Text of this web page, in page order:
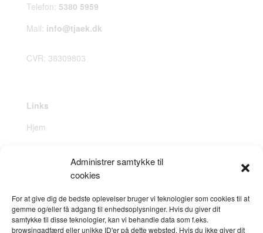
Administrer samtykke til
cookies
For at give dig de bedste oplevelser bruger vi teknologier som cookies til at
gemme og/eller få adgang til enhedsoplysninger. Hvis du giver dit
samtykke til disse teknologier, kan vi behandle data som f.eks.
browsingadfærd eller unikke ID'er på dette websted. Hvis du ikke giver dit
Telefon: 5380 5959
Mail: info@tjaek.dk
CVR: 38309803
Links
Hjem
Opsætning af projekter
DS1140